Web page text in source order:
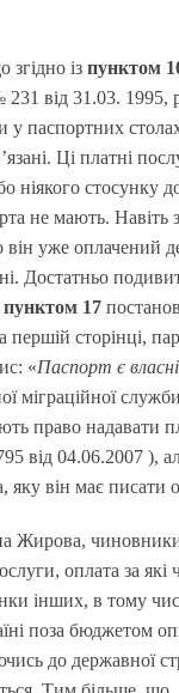
згідно ізпунктом
від 31.03. 1995,
у паспортних
Ці платні
ніякого стосунку
не мають. Навіть
він уже оплачений
Достатньо
пунктом 17
першій сторінці,
«Паспорт є
міграційної
право надавати
від 04.06.2007 ),
яку він має писати
Жирова,
оплата за які
інших, в тому
поза бюджетом
до державної